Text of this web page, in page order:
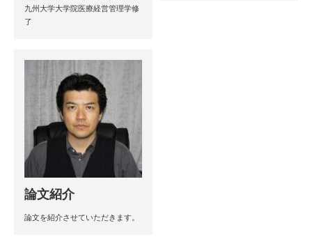
九州大学大学院医療経営管理学修
了
論文紹介
論文を紹介させていただきます。